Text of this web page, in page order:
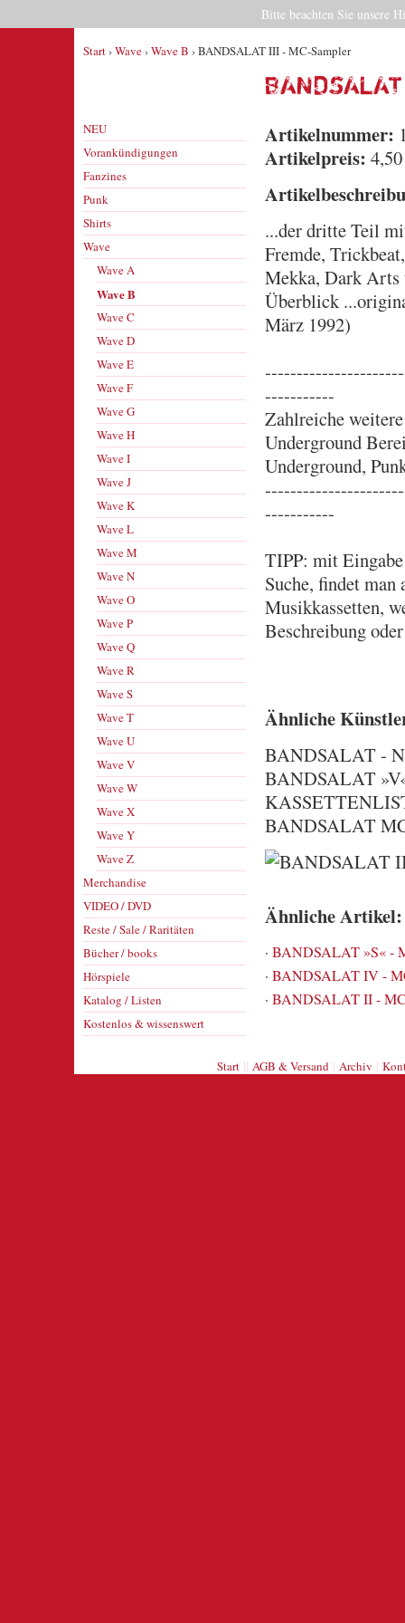
Start›Wave›Wave B › BANDSALAT III - MC-Sampler
NEU
Vorankündigungen
Fanzines
Punk
Shirts
Wave
Wave A
Wave B
Wave C
Wave D
Wave E
Wave F
Wave G
Wave H
Wave I
Wave J
Wave K
Wave L
Wave M
Wave N
Wave O
Wave P
Wave Q
Wave R
Wave S
Wave T
Wave U
Wave V
Wave W
Wave X
Wave Y
Wave Z
Merchandise
VIDEO / DVD
Reste / Sale / Raritäten
Bücher / books
Hörspiele
Katalog / Listen
Kostenlos & wissenswert
Artikelnummer:
Artikelpreis:
...der dritte Teil
Fremde,
Mekka, Dark Arts
Überblick
März 1992)
-----------
Zahlreiche
Underground
Underground,
-----------
TIPP: mit
Suche, findet
Musikkassetten,
Beschreibung
Ähnliche
BANDSALAT -
BANDSALAT
BANDSALAT
Ähnliche Artikel:
· BANDSALAT »S« -
· BANDSALAT IV -
· BANDSALAT II -
Start|| AGB & Versand| Archiv |
Bitte beachten Sie unsere